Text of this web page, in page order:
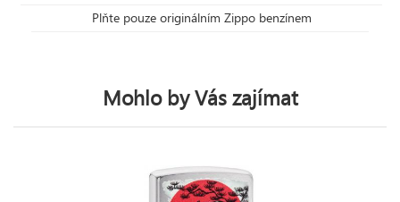
Plňte pouze originálním Zippo benzínem
Mohlo by Vás zajímat